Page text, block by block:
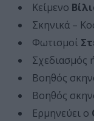
Κείμενο
Σκηνικά –
Φωτισμοί
Σχεδιασμός
Βοηθός
Βοηθός
Ερμηνεύει ο